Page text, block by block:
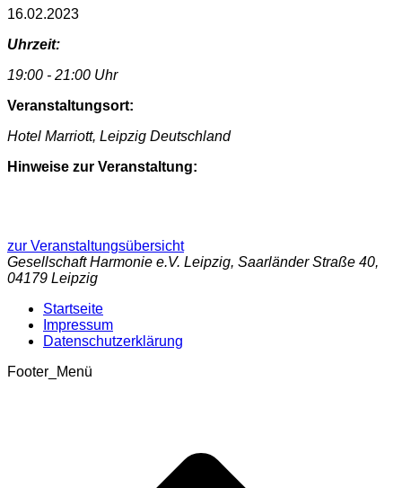
16.02.2023
Uhrzeit:
19:00 - 21:00 Uhr
Veranstaltungsort:
Hotel Marriott, Leipzig Deutschland
Hinweise zur Veranstaltung:
zur Veranstaltungsübersicht
Gesellschaft Harmonie e.V. Leipzig, Saarländer Straße 40,
04179 Leipzig
Startseite
Impressum
Datenschutzerklärung
Footer_Menü